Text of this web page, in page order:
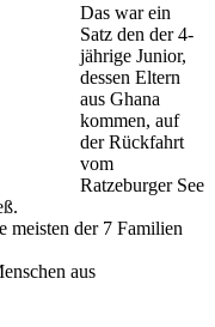
Das war ein
Satz den der 4-
jährige Junior,
dessen Eltern
aus Ghana
kommen, auf
der Rückfahrt
vom
Ratzeburger See
meisten der 7 Familien
aus